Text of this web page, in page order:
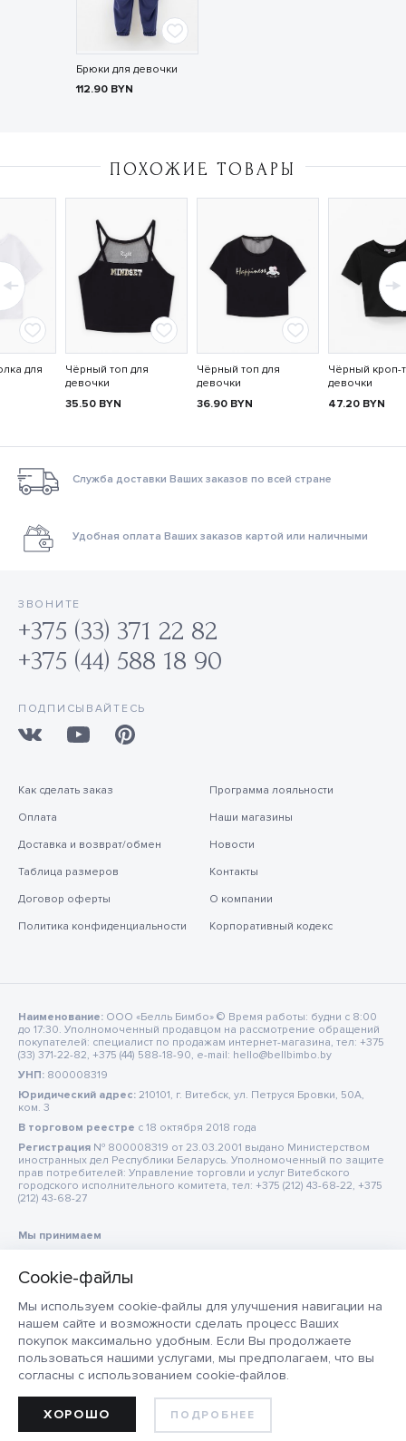
Мы используем cookie-файлы для улучшения навигации на
нашем сайте и возможности сделать процесс Ваших
покупок максимально удобным. Если Вы продолжаете
пользоваться нашими услугами, мы предполагаем, что вы
согласны с использованием cookie-файлов.
ПОДРОБНЕЕ
ХОРОШО
ДОБАВИТЬ В КОРЗИНУ
Брюки для девочки
112.90 BYN
ПОХОЖИЕ ТОВАРЫ
для
Чёрный топ для
девочки
35.50 BYN
Чёрный топ для
девочки
36.90 BYN
Чёрный кроп-
девочки
47.20 BYN
Служба доставки Ваших заказов по всей стране
Удобная оплата Ваших заказов картой или наличными
ЗВОНИТЕ
+375 (33) 371 22 82
+375 (44) 588 18 90
ПОДПИСЫВАЙТЕСЬ
Как сделать заказ
Оплата
Доставка и возврат/обмен
Таблица размеров
Договор оферты
Политика конфиденциальности
Программа лояльности
Наши магазины
Новости
Контакты
О компании
Корпоративный кодекс
Наименование: ООО «Белль Бимбо» © Время работы: будни с 8:00
до 17:30. Уполномоченный продавцом на рассмотрение обращений
покупателей: специалист по продажам интернет-магазина, тел: +375
(33) 371-22-82, +375 (44) 588-18-90, e-mail: hello@bellbimbo.by
УНП: 800008319
Юридический адрес: 210101, г. Витебск, ул. Петруся Бровки, 50А,
ком. 3
В торговом реестре c 18 октября 2018 года
Регистрация № 800008319 от 23.03.2001 выдано Министерством
иностранных дел Республики Беларусь. Уполномоченный по защите
прав потребителей: Управление торговли и услуг Витебского
городского исполнительного комитета, тел: +375 (212) 43-68-22, +375
(212) 43-68-27
Мы принимаем